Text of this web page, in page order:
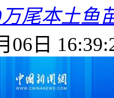
尾本土鱼
06日